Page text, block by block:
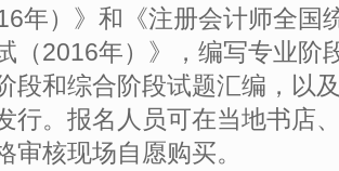
年）》和《注册会计师全
（2016年）》，编写专业阶
段和综合阶段试题汇编，以
行。报名人员可在当地书店
审核现场自愿购买。